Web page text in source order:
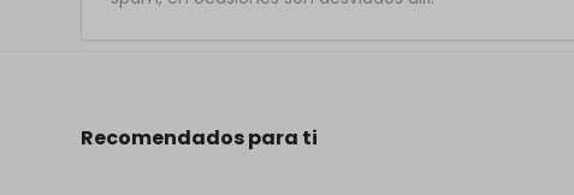
Recomendados para ti